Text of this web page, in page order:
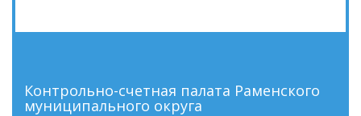
Контрольно-счетная палата Раменского
муниципального округа